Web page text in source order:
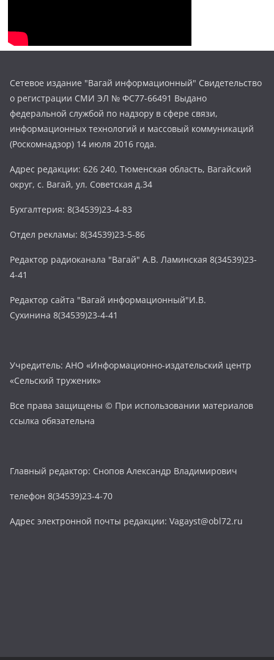
Сетевое издание "Вагай информационный" Свидетельство
о регистрации СМИ ЭЛ № ФС77-66491 Выдано
федеральной службой по надзору в сфере связи,
информационных технологий и массовый коммуникаций
(Роскомнадзор) 14 июля 2016 года.
Адрес редакции: 626 240, Тюменская область, Вагайский
округ, с. Вагай, ул. Советская д.34
Бухгалтерия: 8(34539)23-4-83
Отдел рекламы: 8(34539)23-5-86
Редактор радиоканала "Вагай" А.В. Ламинская 8(34539)23-
4-41
Редактор сайта "Вагай информационный"И.В.
Сухинина 8(34539)23-4-41
Учредитель: АНО «Информационно-издательский центр
«Сельский труженик»
Все права защищены © При использовании материалов
ссылка обязательна
Главный редактор: Снопов Александр Владимирович
телефон 8(34539)23-4-70
Адрес электронной почты редакции: Vagayst@obl72.ru